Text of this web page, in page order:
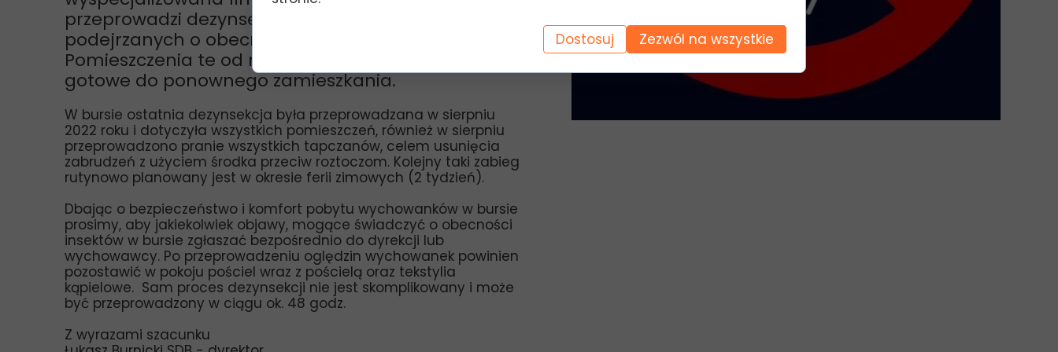
przeprowadzi dezynsekcję dwóch pomieszczeń
podejrzanych o obecność owadów (208,212).
Pomieszczenia te od niedzieli (godz. 15:00) będą
gotowe do ponownego zamieszkania.
W bursie ostatnia dezynsekcja była przeprowadzana w sierpniu
2022 roku i dotyczyła wszystkich pomieszczeń, również w sierpniu
przeprowadzono pranie wszystkich tapczanów, celem usunięcia
zabrudzeń z użyciem środka przeciw roztoczom. Kolejny taki zabieg
rutynowo planowany jest w okresie ferii zimowych (2 tydzień).
Dbając o bezpieczeństwo i komfort pobytu wychowanków w bursie
prosimy, aby jakiekolwiek objawy, mogące świadczyć o obecności
insektów w bursie zgłaszać bezpośrednio do dyrekcji lub
wychowawcy. Po przeprowadzeniu oględzin wychowanek powinien
pozostawić w pokoju pościel wraz z pościelą oraz tekstylia
kąpielowe. Sam proces dezynsekcji nie jest skomplikowany i może
być przeprowadzony w ciągu ok. 48 godz.
Z wyrazami szacunku
Dostosuj Zezwól na wszystkie